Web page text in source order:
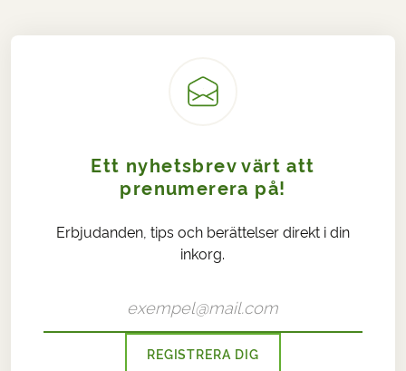
Ett nyhetsbrev värt att
prenumerera på!
Erbjudanden, tips och berättelser direkt i din
inkorg.
REGISTRERA DIG